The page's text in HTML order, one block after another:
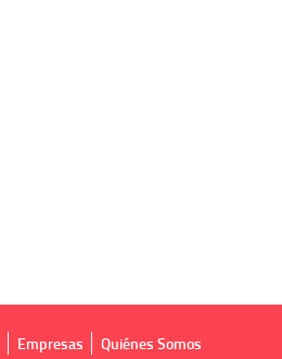
Empresas Quiénes Somos